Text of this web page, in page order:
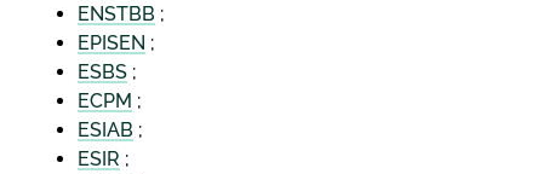
ENSTBB ;
EPISEN ;
ESBS ;
ECPM ;
ESIAB ;
ESIR ;